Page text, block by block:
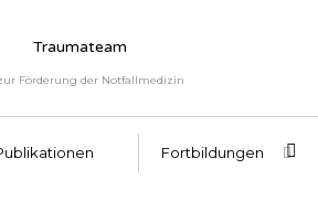
Förderung der Notfallmedizin
Fortbildungen